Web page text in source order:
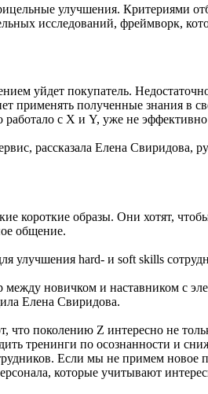
улучшения. Критериями
исследований, фреймворк,
уйдет покупатель.
применять полученные знания в
с X и Y, уже не
рассказала Елена Свиридова,
короткие образы. Они хотят,
общение.
улучшения hard- и soft skills
новичком и наставником с
Елена Свиридова.
что поколению Z интересно не
тренинги по осознанности и
Если мы не примем новое
которые учитывают